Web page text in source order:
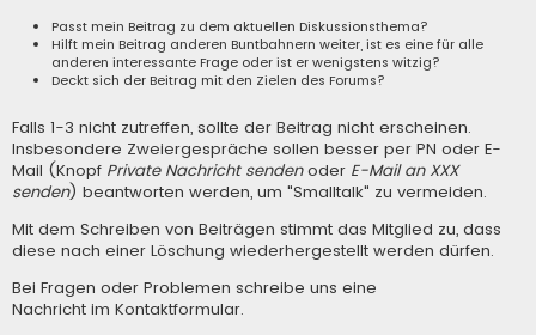
Passt mein Beitrag zu dem aktuellen Diskussionsthema?
Hilft mein Beitrag anderen Buntbahnern weiter, ist es eine für alle
anderen interessante Frage oder ist er wenigstens witzig?
Deckt sich der Beitrag mit den Zielen des Forums?
Falls 1-3 nicht zutreffen, sollte der Beitrag nicht erscheinen.
Insbesondere Zweiergespräche sollen besser per PN oder E-
Mail (Knopf Private Nachricht sendenoder E-Mail an XXX
senden) beantworten werden, um "Smalltalk" zu vermeiden.
Mit dem Schreiben von Beiträgen stimmt das Mitglied zu, dass
diese nach einer Löschung wiederhergestellt werden dürfen.
Bei Fragen oder Problemen schreibe uns eine
Nachricht im Kontaktformular.